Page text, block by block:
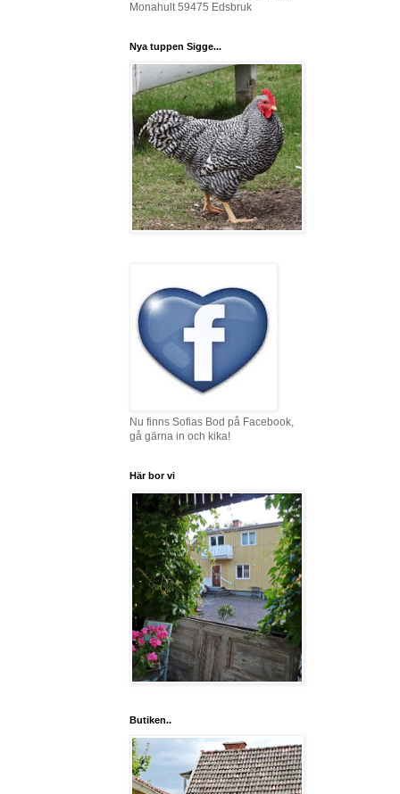
Monahult 59475 Edsbruk
Nya tuppen Sigge...
Nu finns Sofias Bod på Facebook,
gå gärna in och kika!
Här bor vi
Butiken..